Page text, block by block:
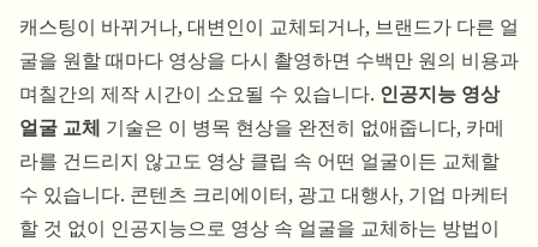
캐스팅이 바뀌거나, 대변인이 교체되거나, 브랜드가 다른 얼
굴을 원할 때마다 영상을 다시 촬영하면 수백만 원의 비용과
며칠간의 제작 시간이 소요될 수 있습니다. 인공지능 영상
얼굴 교체 기술은 이 병목 현상을 완전히 없애줍니다, 카메
라를 건드리지 않고도 영상 클립 속 어떤 얼굴이든 교체할
수 있습니다. 콘텐츠 크리에이터, 광고 대행사, 기업 마케터
할 것 없이 인공지능으로 영상 속 얼굴을 교체하는 방법이